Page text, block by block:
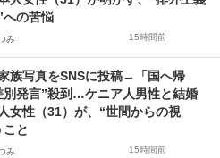
への苦悩
み 15時間前
族写真をSNSに投稿→「国へ帰
別発言”殺到…ケニア人男性と結婚
女性（31）が、“世間からの視
と
み 15時間前